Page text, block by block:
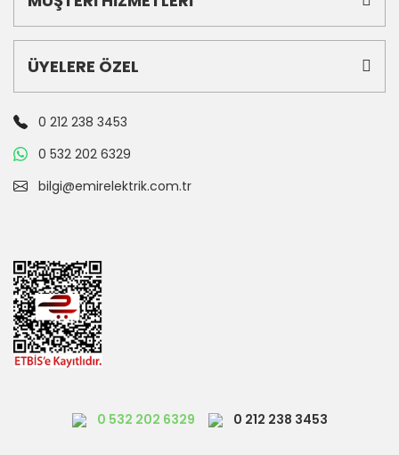
ÜYELERE ÖZEL
0 212 238 3453
0 532 202 6329
bilgi@emirelektrik.com.tr
0 532 202 6329 0 212 238 3453